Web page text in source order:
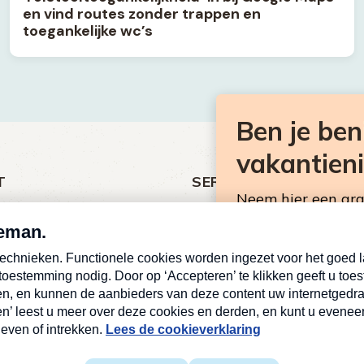
en vind routes zonder trappen en
toegankelijke wc’s
SERVICE
MAX Meldpunt
Pers
Contact
Algemene voorwaarden
Privacyverklaring
Ben je
Neem hier een
E-
mailadres
(Vereist)
Deze site wordt